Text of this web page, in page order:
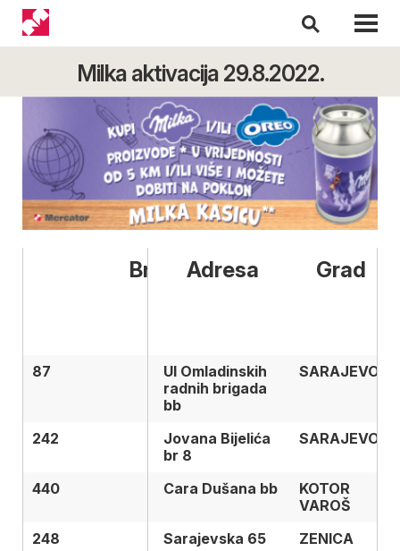
Milka aktivacija 29.8.2022.
Adresa Grad
87
Ul Omladinskih
radnih brigada
bb
SARAJEVO
242
Jovana Bijelića
br 8
SARAJEVO
440 Cara Dušana bb
KOTOR
VAROŠ
248
Sarajevska 65
ZENICA
Broj prodavnice
87
242
440
248